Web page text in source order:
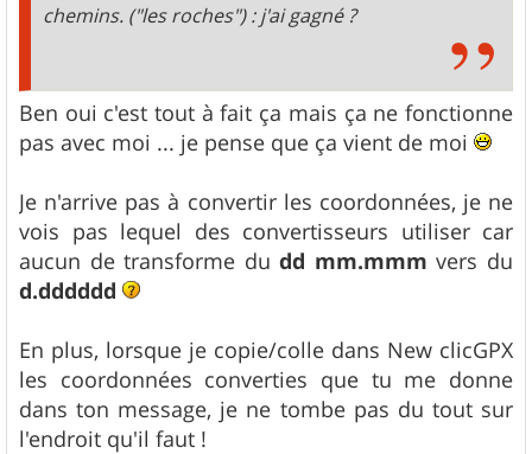
chemins. ("les roches") : j'ai gagné ?
Ben oui c'est tout à fait ça mais ça ne fonctionne
pas avec moi ... je pense que ça vient de moi
Je n'arrive pas à convertir les coordonnées, je ne
vois pas lequel des convertisseurs utiliser car
aucun de transforme dudd mm.mmm vers du
d.dddddd
En plus, lorsque je copie/colle dans New clicGPX
les coordonnées converties que tu me donne
dans ton message, je ne tombe pas du tout sur
l'endroit qu'il faut !